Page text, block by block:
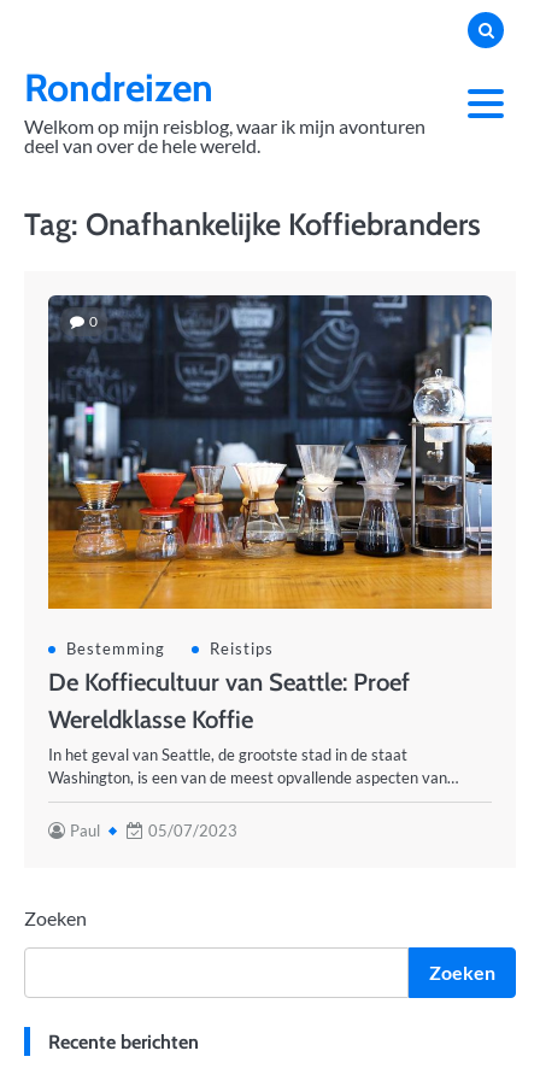
contentRondreizen
Welkom op mijn reisblog, waar ik mijn avonturen
deel van over de hele wereld.
Tag: Onafhankelijke Koffiebranders
0
Bestemming Reistips
De Koffiecultuur van Seattle: Proef
Wereldklasse Koffie
In het geval van Seattle, de grootste stad in de staat
Washington, is een van de meest opvallende aspecten van…
Paul 05/07/2023
Zoeken
Zoeken
Recente berichten